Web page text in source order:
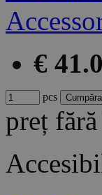
€
pcs
preț